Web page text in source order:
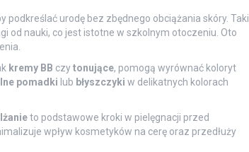
podkreślać urodę bez zbędnego obciążania skóry. Taki
od nauki, co jest istotne w szkolnym otoczeniu. Oto
kremy BB czytonujące, pomogą wyrównać koloryt
pomadki lub błyszczyki w delikatnych kolorach
to podstawowe kroki w pielęgnacji przed
wpływ kosmetyków na cerę oraz przedłuży